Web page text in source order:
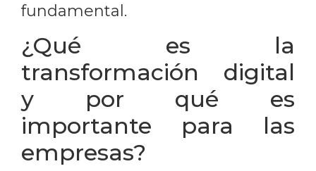
fundamental.
¿Qué es la
transformación digital
y por qué es
importante para las
empresas?